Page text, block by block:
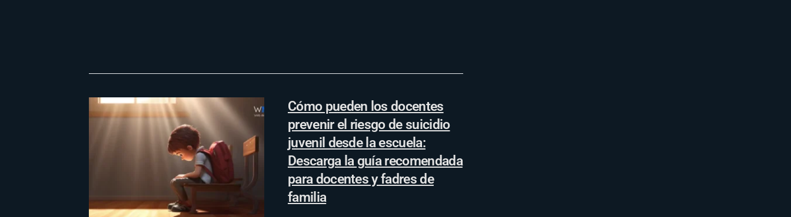
Cómo pueden los docentes
prevenir el riesgo de suicidio
juvenil desde la escuela:
Descarga la guía recomendada
para docentes y fadres de
familia